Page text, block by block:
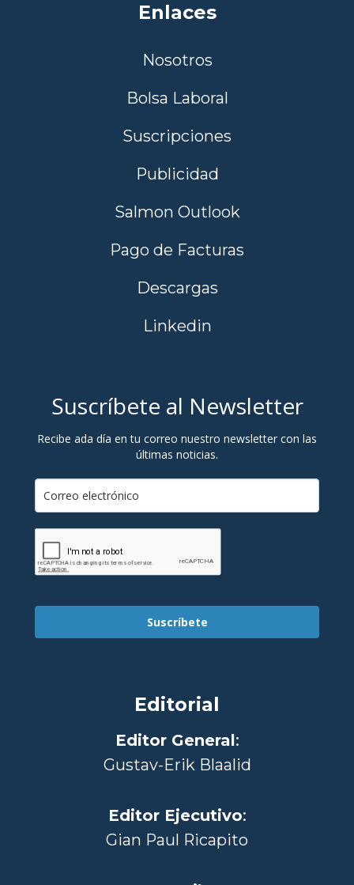
Enlaces
Nosotros
Bolsa Laboral
Suscripciones
Publicidad
Salmon Outlook
Pago de Facturas
Descargas
Linkedin
Suscríbete al Newsletter
Recibe ada día en tu correo nuestro newsletter con las
últimas noticias.
Suscríbete
Editorial
Editor General:
Gustav-Erik Blaalid
Editor Ejecutivo:
Gian Paul Ricapito